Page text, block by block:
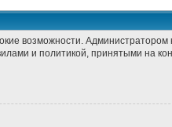
возможности.
и политикой, принятыми на